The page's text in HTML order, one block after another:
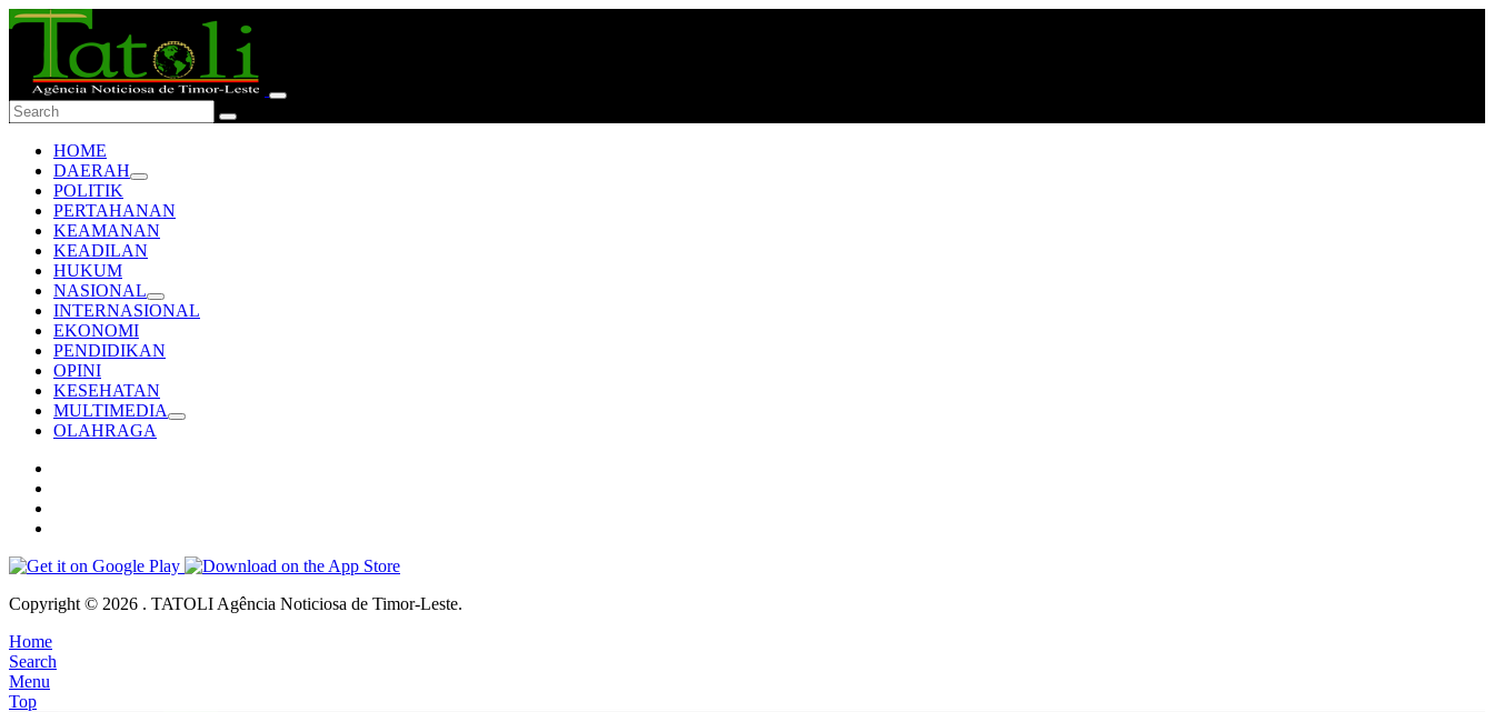
HOME
DAERAH
POLITIK
PERTAHANAN
KEAMANAN
KEADILAN
HUKUM
NASIONAL
INTERNASIONAL
EKONOMI
PENDIDIKAN
OPINI
KESEHATAN
MULTIMEDIA
OLAHRAGA
Copyright © 2026 . TATOLI Agência Noticiosa de Timor-Leste.
Home
Search
Menu
Top